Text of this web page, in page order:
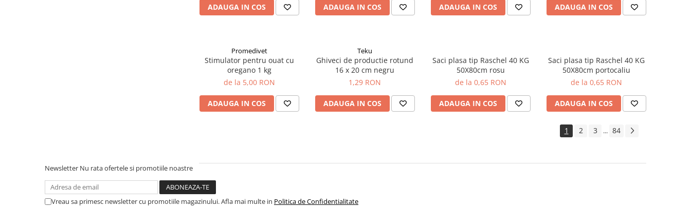
Folii si plase agricole
Materiale pentru solarii
ADAUGA IN COS ADAUGA IN COS ADAUGA IN COS ADAUGA IN COS
Promedivet
Stimulator pentru ouat cu
oregano 1 kg
de la 5,00 RON
ADAUGA IN COS
Teku
Ghiveci de productie rotund
16 x 20 cm negru
1,29 RON
ADAUGA IN COS
Saci plasa tip Raschel 40 KG
50X80cm rosu
de la 0,65 RON
ADAUGA IN COS
Saci plasa tip Raschel 40 KG
50X80cm portocaliu
de la 0,65 RON
ADAUGA IN COS
1 2 3 ... 84
Newsletter Nu rata ofertele si promotiile noastre
Vreau sa primesc newsletter cu promotiile magazinului. Afla mai multe in Politica de Confidentialitate